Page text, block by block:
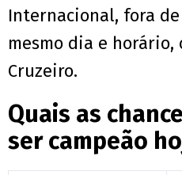
Internacional, fora de
mesmo dia e horário,
Cruzeiro.
Quais as
ser campeão